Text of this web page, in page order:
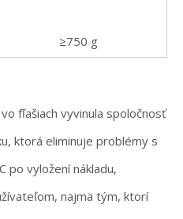
≥750 g
fľašiach vyvinula spoločnosť
ktorá eliminuje problémy s
po vyložení nákladu,
najmä tým, ktorí